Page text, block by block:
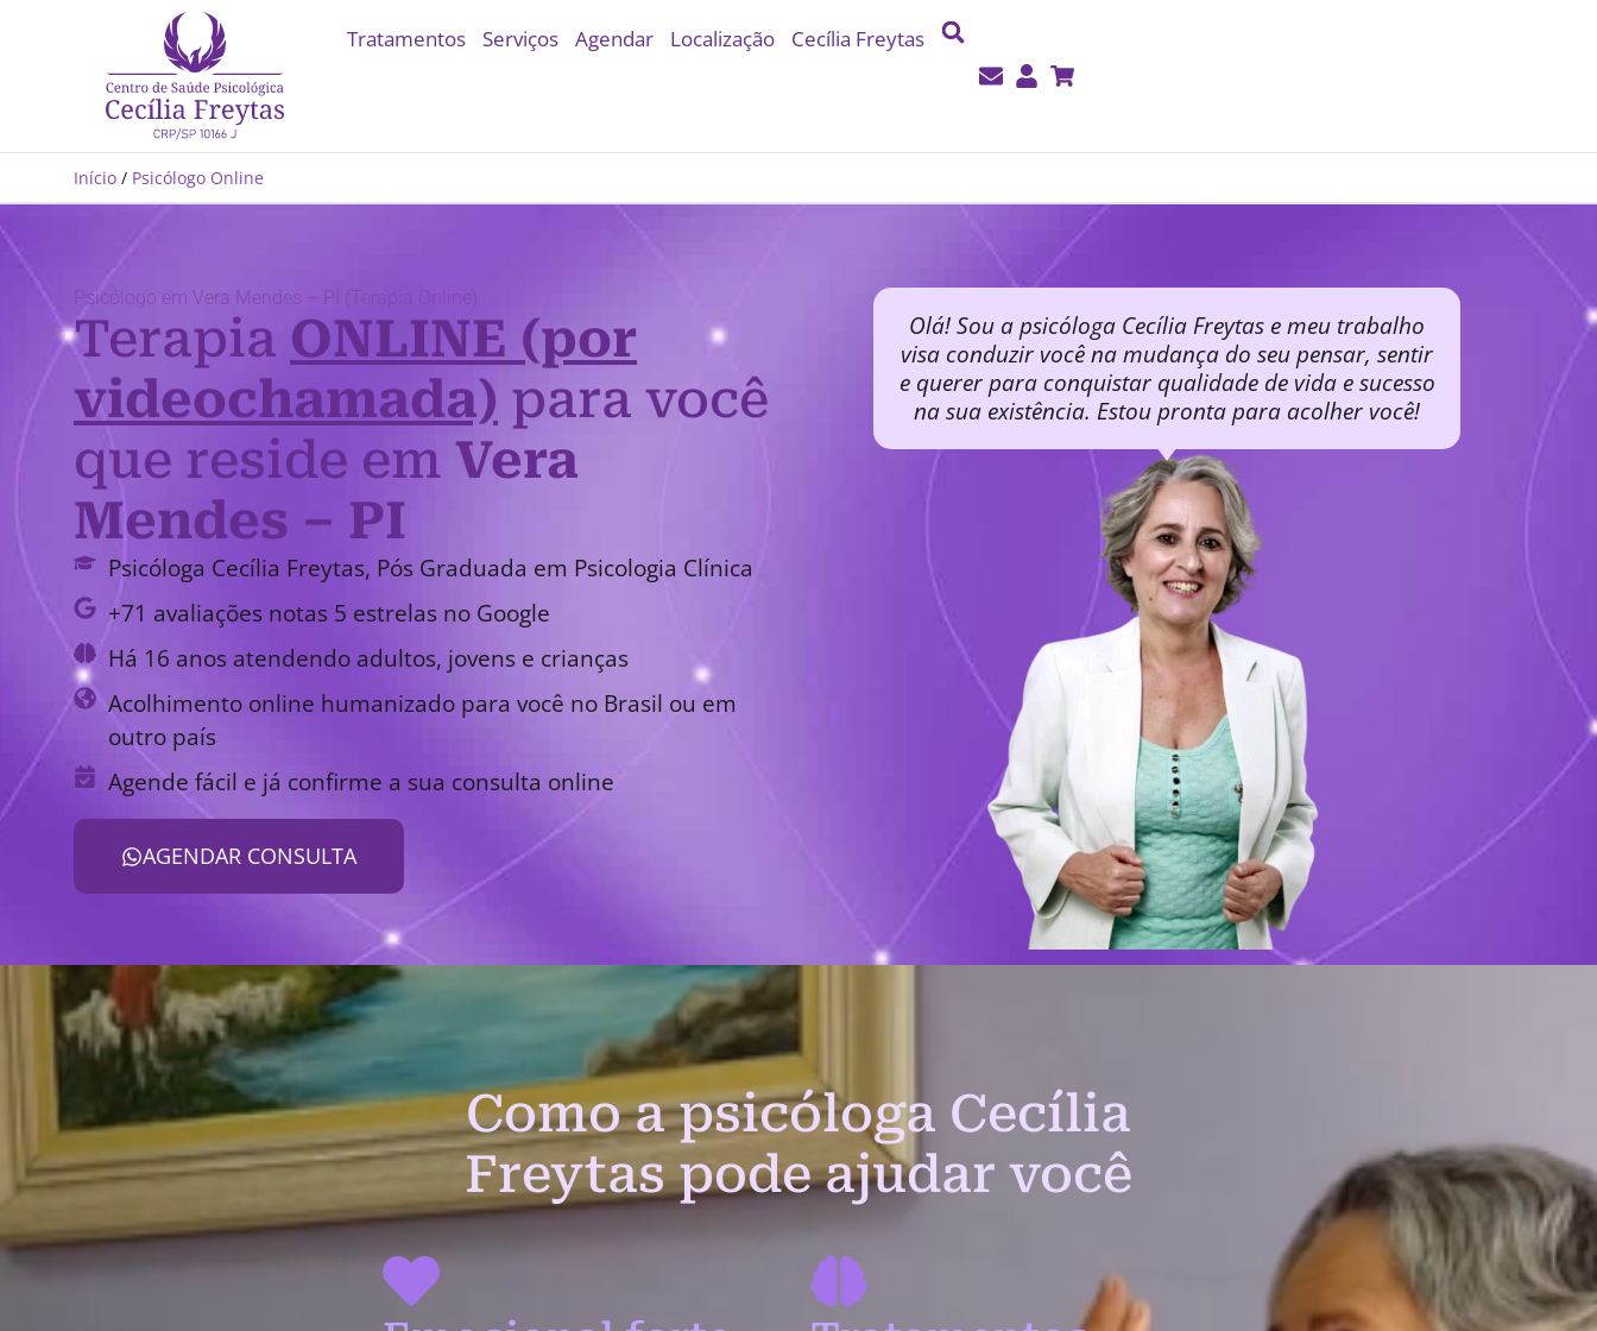
Tratamentos Serviços Agendar Localização Cecília Freytas
Início / Psicólogo Online
Psicólogo em Vera Mendes – PI (Terapia Online)
Terapia ONLINE (por
videochamada) para você
que reside em Vera
Mendes – PI
Psicóloga Cecília Freytas, Pós Graduada em Psicologia Clínica
+71 avaliações notas 5 estrelas no Google
Há 16 anos atendendo adultos, jovens e crianças
Acolhimento online humanizado para você no Brasil ou em
outro país
Agende fácil e já confirme a sua consulta online
AGENDAR CONSULTA
Olá! Sou a psicóloga Cecília Freytas e meu trabalho
visa conduzir você na mudança do seu pensar, sentir
e querer para conquistar qualidade de vida e sucesso
na sua existência. Estou pronta para acolher você!
Como a psicóloga Cecília
Freytas pode ajudar você